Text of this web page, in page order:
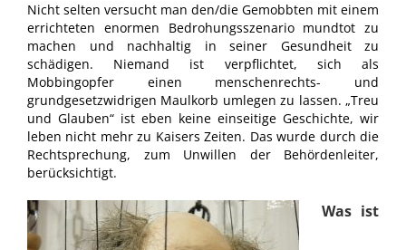
Nicht selten versucht man den/die Gemobbten mit einem
errichteten enormen Bedrohungsszenario mundtot zu
machen und nachhaltig in seiner Gesundheit zu
schädigen. Niemand ist verpflichtet, sich als
Mobbingopfer einen menschenrechts- und
grundgesetzwidrigen Maulkorb umlegen zu lassen. „Treu
und Glauben“ ist eben keine einseitige Geschichte, wir
leben nicht mehr zu Kaisers Zeiten. Das wurde durch die
Rechtsprechung, zum Unwillen der Behördenleiter,
berücksichtigt.
Was ist